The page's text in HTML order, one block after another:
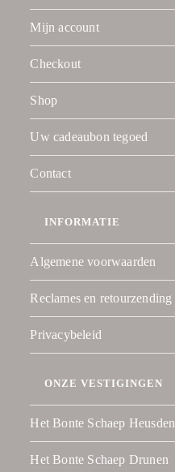
Mijn account
Checkout
Shop
Uw cadeaubon tegoed
Contact
INFORMATIE
Algemene voorwaarden
Reclames en retourzending
Privacybeleid
ONZE VESTIGINGEN
Het Bonte Schaep Heusden
Het Bonte Schaep Drunen